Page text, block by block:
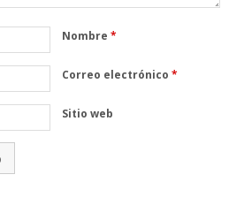
Nombre*
Correo electrónico*
Sitio web